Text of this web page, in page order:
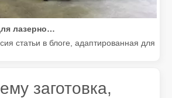
Как наши станки для лазерной резки расширяют возможности мексиканского производства
статьи в блоге, адаптированная для
заготовка,